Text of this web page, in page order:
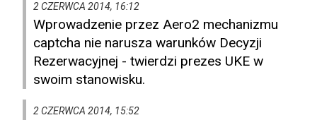
2 CZERWCA 2014, 16:12
Wprowadzenie przez Aero2 mechanizmu
captcha nie narusza warunków Decyzji
Rezerwacyjnej - twierdzi prezes UKE w
swoim stanowisku.
2 CZERWCA 2014, 15:52